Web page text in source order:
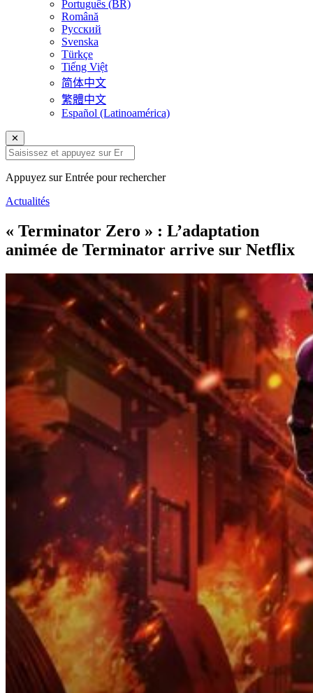
Português (BR)
Română
Русский
Svenska
Türkçe
Tiếng Việt
简体中文
繁體中文
Español (Latinoamérica)
✕
Appuyez sur Entrée pour rechercher
Actualités
« Terminator Zero » : L’adaptation
animée de Terminator arrive sur Netflix